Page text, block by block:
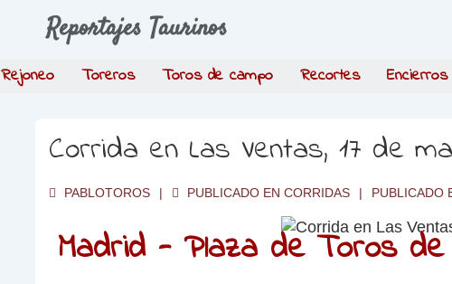
Reportajes Taurinos
Rejoneo Toreros Toros de campo Recortes Encierros
Corrida en Las Ventas, 17 de
PABLOTOROS PUBLICADO ENCORRIDAS PUBLICADO
Madrid - Plaza de Toros de